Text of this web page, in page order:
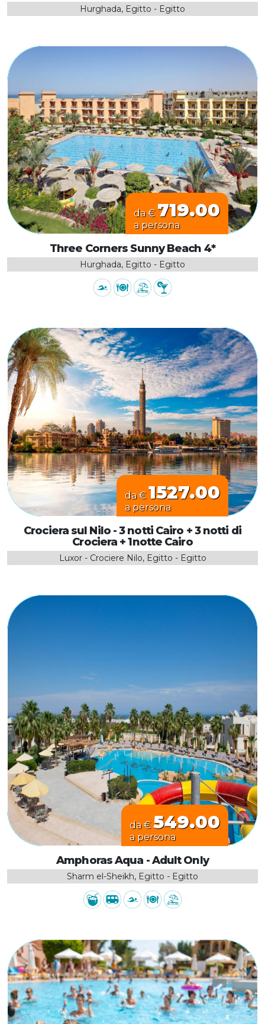
Hurghada, Egitto - Egitto
da € 719.00
a persona
Three Corners Sunny Beach 4*
Hurghada, Egitto - Egitto
da €1527.00
a persona
Crociera sul Nilo - 3 notti Cairo + 3 notti di
Crociera + 1notte Cairo
Luxor - Crociere Nilo, Egitto - Egitto
da €549.00
a persona
Amphoras Aqua - Adult Only
Sharm el-Sheikh, Egitto - Egitto